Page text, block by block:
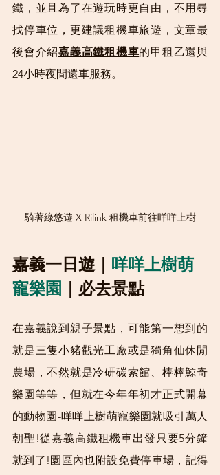
鐵，並且為了在遊玩時更自由，不用尋
找停車位，更建議租機車旅遊，文章最
後會介紹嘉義高鐵租機車的甲租乙還與
24小時夜間還車服務。
騎著綠悠遊 X Rilink 租機車前往咩咩上樹
嘉義一日遊｜ 咩咩上樹萌
寵樂園
｜必去景點
在嘉義說到親子景點，可能第一想到的
就是三隻小豬觀光工廠或是獨角仙休閒
農場，不然就是冷研碳索館、棒棒鯨奇
樂園等等，但就在今年年初才正式開幕
的動物園-咩咩上樹萌寵樂園就吸引萬人
朝聖!從嘉義高鐵租機車出發只要5分鐘
就到了!園區內也附設免費停車場，記得